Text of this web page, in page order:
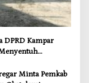
DPRD Kampar
Minta Pemkab